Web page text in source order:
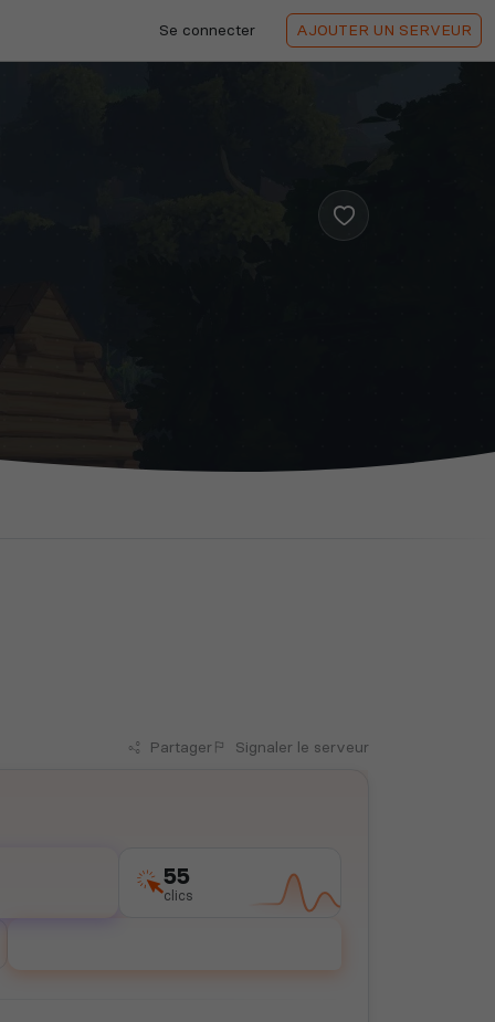
Se connecter AJOUTER UN SERVEUR
Partager Signaler le serveur
55
clics